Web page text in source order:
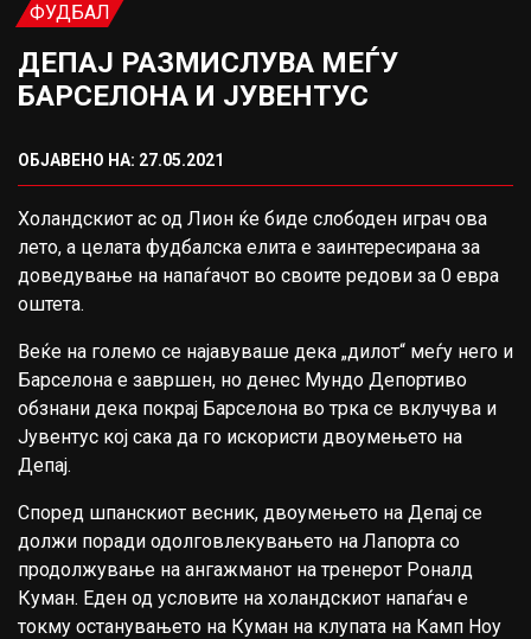
ФУДБАЛ
ДЕПАЈ РАЗМИСЛУВА МЕЃУ
БАРСЕЛОНА И ЈУВЕНТУС
ОБЈАВЕНО НА: 27.05.2021
Холандскиот ас од Лион ќе биде слободен играч ова
лето, а целата фудбалска елита е заинтересирана за
доведување на напаѓачот во своите редови за 0 евра
оштета.
Веќе на големо се најавуваше дека „дилот“ меѓу него и
Барселона е завршен, но денес Мундо Депортиво
обзнани дека покрај Барселона во трка се вклучува и
Јувентус кој сака да го искористи двоумењето на
Депај.
Според шпанскиот весник, двоумењето на Депај се
должи поради одолговлекувањето на Лапорта со
продолжување на ангажманот на тренерот Роналд
Куман. Еден од условите на холандскиот напаѓач е
токму останувањето на Куман на клупата на Камп Ноу